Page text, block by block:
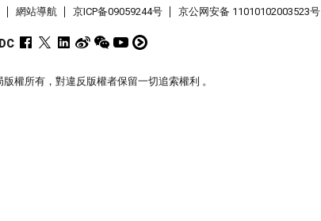
網站導航 京ICP备09059244号 京公网安备 11010102003523号
權所有，對違反版權者保留一切追索權利 。